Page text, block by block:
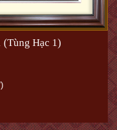
(Tùng Hạc 1)